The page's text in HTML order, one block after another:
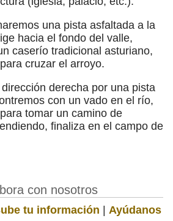
una pista asfaltada a la
hacia el fondo del valle,
caserío tradicional asturiano,
cruzar el arroyo.
derecha por una pista
con un vado en el río,
tomar un camino de
finaliza en el campo de
con nosotros
tu información | Ayúdanos